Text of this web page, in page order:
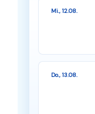
Mi., 12.08.
Do., 13.08.